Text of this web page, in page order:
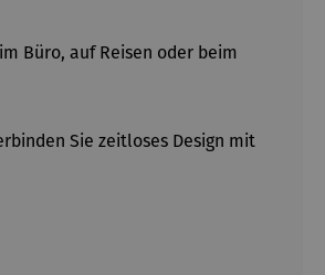
Büro, auf Reisen oder beim
Sie zeitloses Design mit